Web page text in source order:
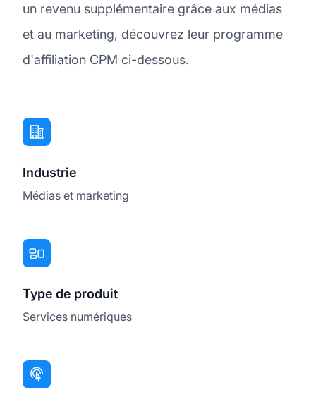
un revenu supplémentaire grâce aux médias
et au marketing, découvrez leur programme
d'affiliation CPM ci-dessous.
Industrie
Médias et marketing
Type de produit
Services numériques